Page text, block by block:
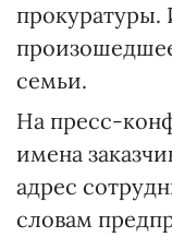
прокуратуры.
семьи.
На пресс-
имена
адрес
словам